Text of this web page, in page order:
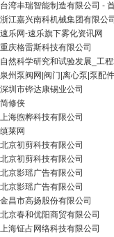
台湾丰瑞智能制造有限公司 -
浙江嘉兴南科机械集团有限公
速乐网-速乐旗下雾化资讯网
重庆格雷斯科技有限公司
自然科学研究和试验发展_工
泉州泵阀网|阀门|离心泵|泵配
深圳市铧达康锡业公司
简修侠
上海煦桦科技有限公司
缜莱网
北京初剪科技有限公司
北京初剪科技有限公司
北京影瑶广告有限公司
北京影瑶广告有限公司
金昌市高扬股份有限公司
北京春和优阳商贸有限公司
上海钲占网络科技有限公司